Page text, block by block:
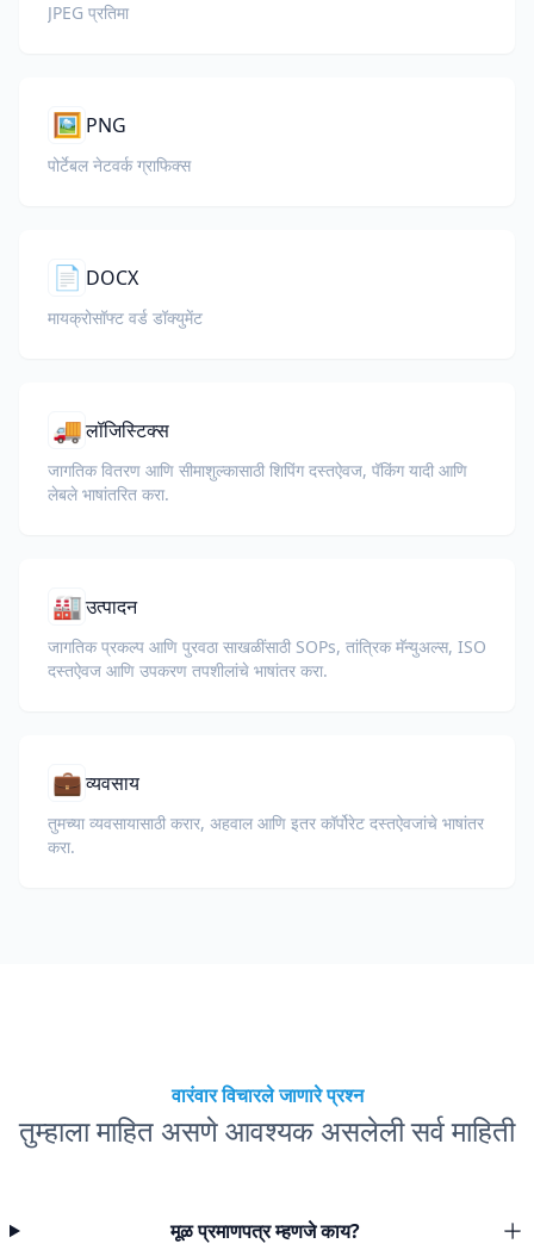
JPEG प्रतिमा
🖼️ PNG
पोर्टेबल नेटवर्क ग्राफिक्स
📄 DOCX
मायक्रोसॉफ्ट वर्ड डॉक्युमेंट
🚚लॉजिस्टिक्स
जागतिक वितरण आणि सीमाशुल्कासाठी शिपिंग दस्तऐवज, पॅकिंग यादी आणि
लेबले भाषांतरित करा.
🏭उत्पादन
जागतिक प्रकल्प आणि पुरवठा साखळींसाठी SOPs, तांत्रिक मॅन्युअल्स, ISO
दस्तऐवज आणि उपकरण तपशीलांचे भाषांतर करा.
💼व्यवसाय
तुमच्या व्यवसायासाठी करार, अहवाल आणि इतर कॉर्पोरेट दस्तऐवजांचे भाषांतर
करा.
वारंवार विचारले जाणारे प्रश्न
तुम्हाला माहित असणे आवश्यक असलेली सर्व माहिती
मूळ प्रमाणपत्र म्हणजे काय?